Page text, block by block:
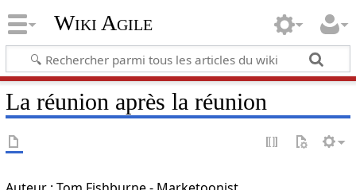
Wiki Agile
La réunion après la réunion